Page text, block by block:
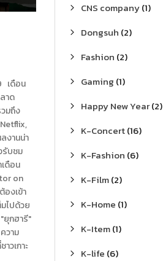
CNS company(1)
Dongsuh (2)
Fashion (2)
Gaming (1)
Happy New Year(2)
K-Concert(16)
K-Fashion (6)
K-Film(2)
K-Home (1)
K-Item(1)
K-life (6)
เดือน
าด
มถึง
งานน่า
รับชม
ดือน
on
งเข้า
ไปด้วย
ยุกฮารี"
วาม
วเกาะ